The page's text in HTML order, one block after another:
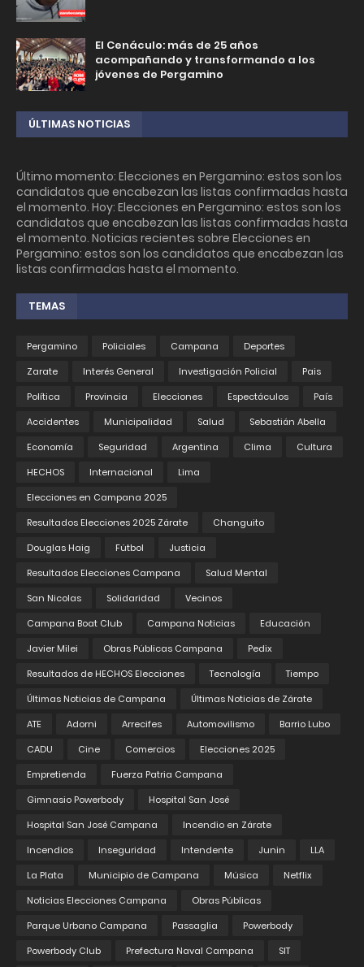
El Cenáculo: más de 25 años
acompañando y transformando a los
jóvenes de Pergamino
ÚLTIMAS NOTICIAS
Último momento: Elecciones en Pergamino: estos son los
candidatos que encabezan las listas confirmadas hasta
el momento. Hoy: Elecciones en Pergamino: estos son los
candidatos que encabezan las listas confirmadas hasta
el momento. Noticias recientes sobre Elecciones en
Pergamino: estos son los candidatos que encabezan las
listas confirmadas hasta el momento.
TEMAS
Pergamino Policiales Campana
Deportes
Zarate
Interés General Investigación Policial
Pais
Política
Provincia Elecciones Espectáculos
País
Accidentes
Municipalidad Salud
Sebastián Abella
Economía
Seguridad Argentina Clima
Cultura
HECHOS
Internacional
Lima
Elecciones en Campana 2025
Resultados Elecciones 2025 Zárate
Changuito
Douglas Haig
Fútbol
Justicia
Resultados Elecciones Campana
Salud Mental
San Nicolas
Solidaridad
Vecinos
Campana Boat Club
Campana Noticias
Educación
Javier Milei
Obras Públicas Campana
Pedix
Resultados de HECHOS Elecciones
Tecnología
Tiempo
Últimas Noticias de Campana
Últimas Noticias de Zárate
ATE
Adorni Arrecifes Automovilismo
Barrio Lubo
CADU
Cine Comercios
Elecciones 2025
Empretienda
Fuerza Patria Campana
Gimnasio Powerbody
Hospital San José
Hospital San José Campana
Incendio en Zárate
Incendios
Inseguridad Intendente Junin
LLA
La Plata
Municipio de Campana Música
Netflix
Noticias Elecciones Campana
Obras Públicas
Parque Urbano Campana
Passaglia
Powerbody
Powerbody Club
Prefectura Naval Campana
SIT